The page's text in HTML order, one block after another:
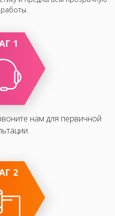
1
нам для первичной
2